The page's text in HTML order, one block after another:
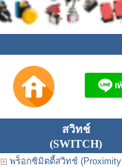
สวิทช์
(SWITCH)
พร็อกซิมิตตี้สวิทช์ (Proximity